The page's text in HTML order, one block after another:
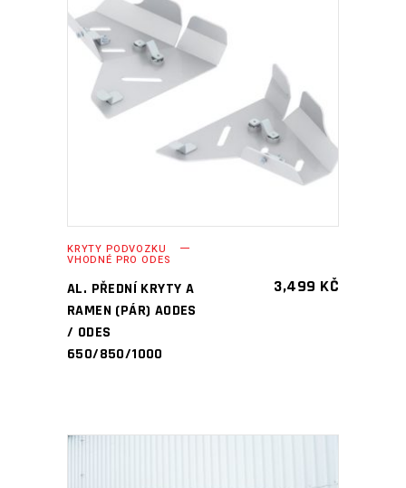
PŘIDAT DO KOŠÍKU
KRYTY PODVOZKU
VHODNÉ PRO ODES
AL. PŘEDNÍ KRYTY A
RAMEN (PÁR) AODES
/ ODES
650/850/1000
3,499 KČ